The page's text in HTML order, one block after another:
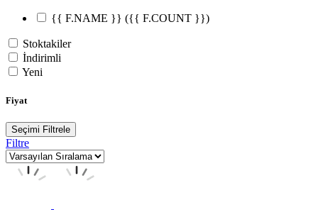
{{ F.NAME }} ({{ F.COUNT }})
Stoktakiler
İndirimli
Yeni
Fiyat
Seçimi Filtrele
Filtre